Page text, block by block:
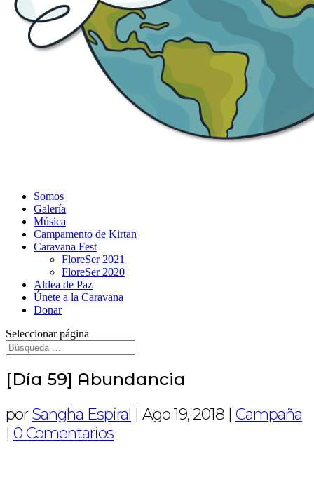
Somos
Galería
Música
Campamento de Kirtan
Caravana Fest
FloreSer 2021
FloreSer 2020
Aldea de Paz
Únete a la Caravana
Donar
Seleccionar página
[Día 59] Abundancia
porSangha Espiral | Ago 19, 2018 | Campaña
| 0 Comentarios